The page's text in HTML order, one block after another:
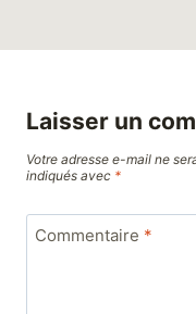
Laisser un
Votre adresse e-mail ne
indiqués avec *
Commentaire *